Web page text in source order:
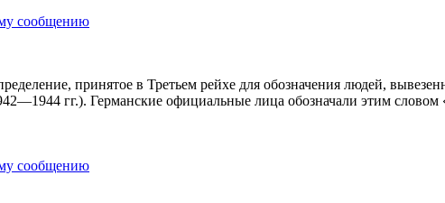
принятое в Третьем рейхе для обозначения людей,
гг.). Германские официальные лица обозначали этим